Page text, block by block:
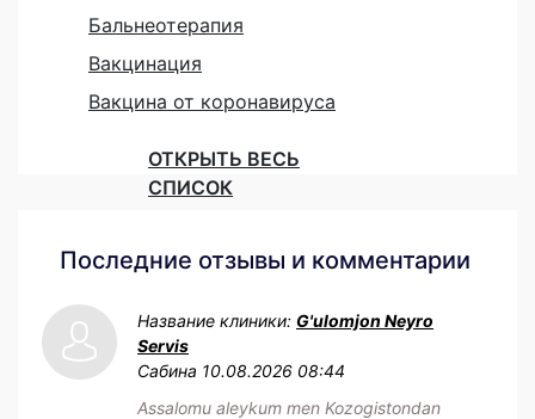
Бальнеотерапия
Вакцинация
Вакцина от коронавируса
ОТКРЫТЬ ВЕСЬ
СПИСОК
Последние отзывы и комментарии
Название клиники: G'ulomjon Neyro
Servis
Сабина 10.08.2026 08:44
Assalomu aleykum men Kozogistondan